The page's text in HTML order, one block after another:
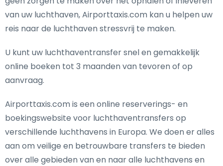
van uw luchthaven, Airporttaxis.com kan u helpen uw
reis naar de luchthaven stressvrij te maken.
U kunt uw luchthaventransfer snel en gemakkelijk
online boeken tot 3 maanden van tevoren of op
aanvraag.
Airporttaxis.com is een online reserverings- en
boekingswebsite voor luchthaventransfers op
verschillende luchthavens in Europa. We doen er alles
aan om veilige en betrouwbare transfers te bieden
over alle gebieden van en naar alle luchthavens en